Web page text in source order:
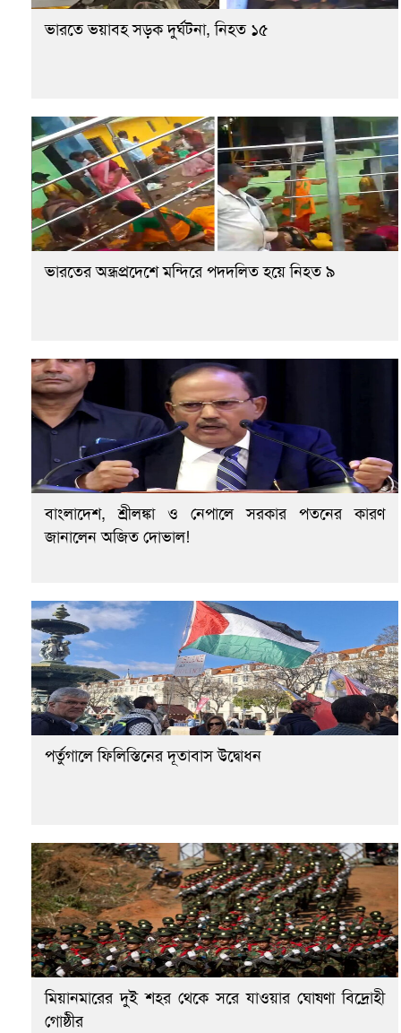
ভারতে ভয়াবহ সড়ক দুর্ঘটনা, নিহত ১৫
ভারতের অন্ধ্রপ্রদেশে মন্দিরে পদদলিত হয়ে নিহত ৯
বাংলাদেশ, শ্রীলঙ্কা ও নেপালে সরকার পতনের কারণ
জানালেন অজিত দোভাল!
পর্তুগালে ফিলিস্তিনের দূতাবাস উদ্বোধন
মিয়ানমারের দুই শহর থেকে সরে যাওয়ার ঘোষণা বিদ্রোহী
গোষ্ঠীর